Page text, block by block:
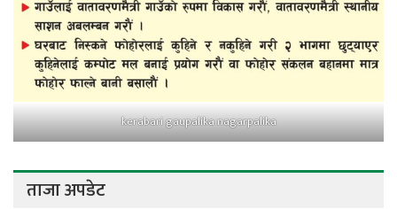
kerabari gaupalika nagarpalika
ताजा अपडेट